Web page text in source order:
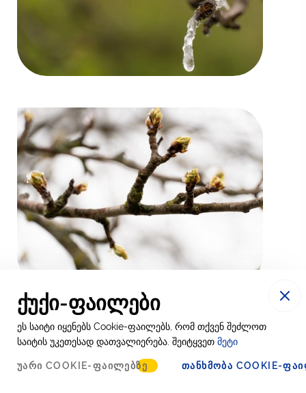
გააზიარეთ
ქუქი-ფაილები
ეს საიტი იყენებს Cookie-ფაილებს, რომ თქვენ შეძლოთ
საიტის უკეთესად დათვალიერება. შეიტყვეთ მეტი
ᲣᲐᲠᲘ COOKIE-ᲤᲐᲘᲚᲔᲑᲖᲔ ᲗᲐᲜᲮᲛᲝᲑᲐ COOKIE-